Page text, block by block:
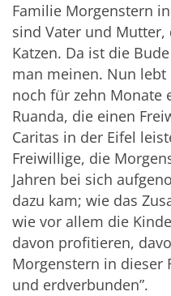
Familie Morgenstern
sind Vater und Mutter,
Katzen. Da ist die
man meinen. Nun lebt
noch für zehn Monate
Ruanda, die einen
Caritas in der Eifel
Freiwillige, die
Jahren bei sich
dazu kam; wie das
wie vor allem die
davon profitieren,
Morgenstern in dieser
und erdverbunden”.